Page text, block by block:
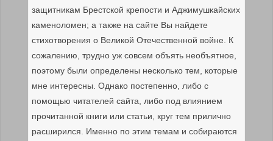
защитникам Брестской крепости и Аджимушкайских
каменоломен; а также на сайте Вы найдете
стихотворения о Великой Отечественной войне. К
сожалению, трудно уж совсем объять необъятное,
поэтому были определены несколько тем, которые
мне интересны. Однако постепенно, либо с
помощью читателей сайта, либо под влиянием
прочитанной книги или статьи, круг тем прилично
расширился. Именно по этим темам и собираются